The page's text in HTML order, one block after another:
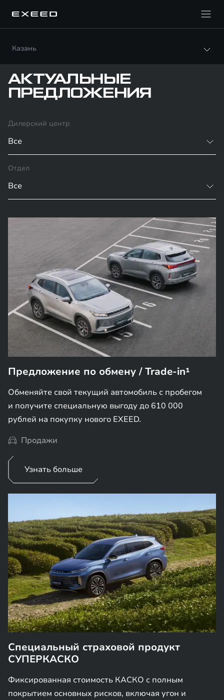
Казань
АКТУАЛЬНЫЕ
ПРЕДЛОЖЕНИЯ
Дилерский центр
Все
Отдел
Все
Предложение по обмену / Trade-in¹
Обменяйте свой текущий автомобиль с пробегом
и получите специальную выгоду до 610 000
рублей на покупку нового EXEED.
Продажи
Узнать больше
Специальный страховой продукт
СУПЕРКАСКО
Фиксированная стоимость КАСКО с полным
покрытием основных рисков, включая угон и